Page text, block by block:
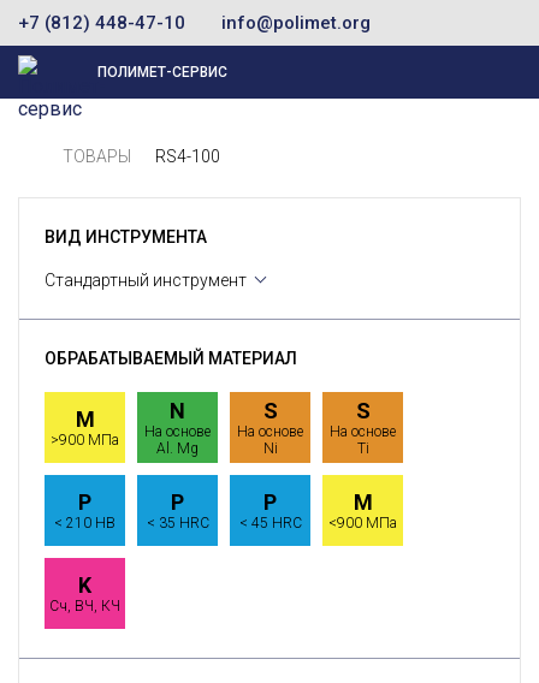
+7 (812) 448-47-10 info@polimet.org
ПОЛИМЕТ-СЕРВИС
ТОВАРЫ RS4-100
ВИД ИНСТРУМЕНТА
Стандартный инструмент
ОБРАБАТЫВАЕМЫЙ МАТЕРИАЛ
M
>900 МПа
N
На основе
Al. Mg
S
На основе
Ni
S
На основе
Ti
P
< 210 HB
P
< 35 HRC
P
< 45 HRC
M
<900 МПа
K
Сч, ВЧ, КЧ